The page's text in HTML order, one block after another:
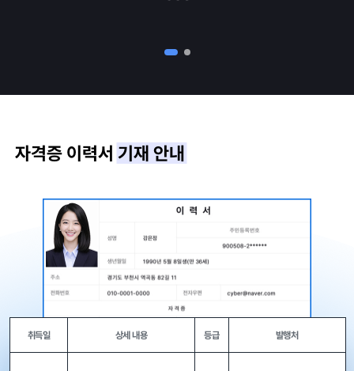
자격증 이력서 기재 안내
취득일 상세 내용 등급 발행처